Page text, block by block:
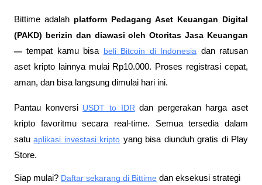
Bittime adalah platform Pedagang Aset Keuangan Digital
(PAKD) berizin dan diawasi oleh Otoritas Jasa Keuangan
— tempat kamu bisa beli Bitcoin di Indonesia dan ratusan
aset kripto lainnya mulai Rp10.000. Proses registrasi cepat,
aman, dan bisa langsung dimulai hari ini.
Pantau konversi USDT to IDR dan pergerakan harga aset
kripto favoritmu secara real-time. Semua tersedia dalam
satu aplikasi investasi kripto yang bisa diunduh gratis di Play
Store.
Siap mulai? Daftar sekarang di Bittime dan eksekusi strategi